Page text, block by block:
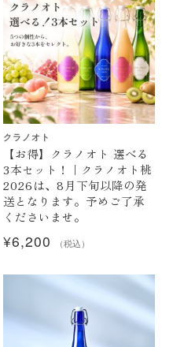
クラノオト
【お得】クラノオト 選べる
3本セット！｜クラノオト桃
2026は、8月下旬以降の発
送となります。予めご了承
くださいませ。
¥6,200 （税込）